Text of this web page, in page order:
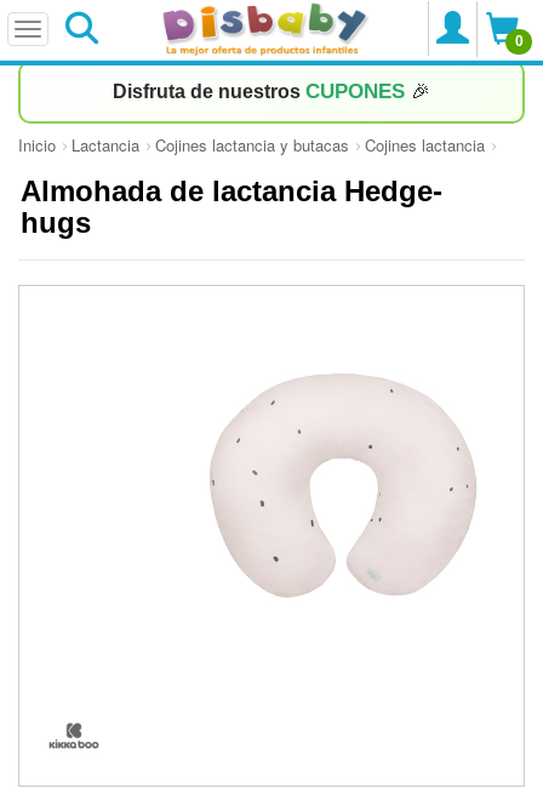
0
Disfruta de nuestros CUPONES 🎉
Inicio Lactancia Cojines lactancia y butacas Cojines lactancia
Almohada de lactancia Hedge-
hugs